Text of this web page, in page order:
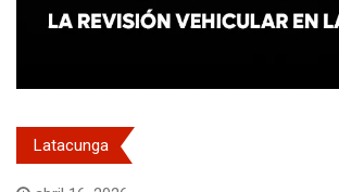
Latacunga